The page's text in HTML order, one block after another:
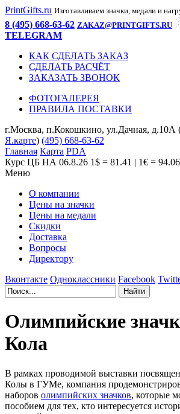
PrintGifts.ru Изготавливаем значки, медали и
8 (495) 668-63-62 ZAKAZ@PRINTGIFTS.RU
TELEGRAM
КАК СДЕЛАТЬ ЗАКАЗ
СДЕЛАТЬ РАСЧЁТ
ЗАКАЗАТЬ ЗВОНОК
ФОТОГАЛЕРЕЯ
ПРАВИЛА ПОСТАВКИ
г.Москва, п.Кокошкино, ул.Дачная,
Я.карте) (495) 668-63-62
Главная Карта PDA
Курс ЦБ НА 06.8.26 1$ = 81.41 | 1€ = 94.06
Меню
О компании
Цены на значки
Цены на медали
Скидки
Доставка
Вопросы
Директору
Вконтакте Одноклассники Facebook
Олимпийские
Кола
В рамках проводимой выставки
Колы в ГУМе, компания
наборов олимпийских значков, которые
пособием для тех, кто интересуется